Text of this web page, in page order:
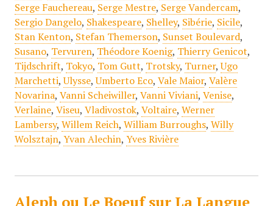
Serge Fauchereau, Serge Mestre, Serge Vandercam,
Sergio Dangelo, Shakespeare, Shelley, Sibérie, Sicile,
Stan Kenton, Stefan Themerson, Sunset Boulevard,
Susano, Tervuren, Théodore Koenig, Thierry Genicot,
Tijdschrift, Tokyo, Tom Gutt, Trotsky, Turner,Ugo
Marchetti,Ulysse,Umberto Eco, Vale Maior, Valère
Novarina, Vanni Scheiwiller, Vanni Viviani, Venise,
Verlaine, Viseu, Vladivostok, Voltaire, Werner
Lambersy, Willem Reich, William Burroughs, Willy
Wolsztajn, Yvan Alechin, Yves Rivière
Aleph ou Le Boeuf sur La Langue